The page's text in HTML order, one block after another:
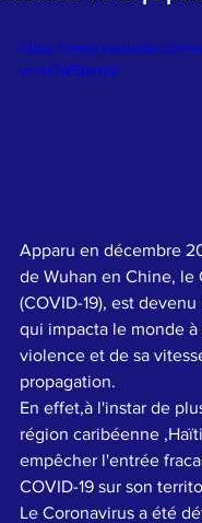
https://www.youtube.com/
v=vrDWSttsty8
Apparu en décembre
de Wuhan en Chine, le
(COVID-19), est
qui impacta le monde à
violence et de sa
propagation.
En effet,à l'instar de
région caribéenne
empêcher l'entrée
COVID-19 sur son
Le Coronavirus a été